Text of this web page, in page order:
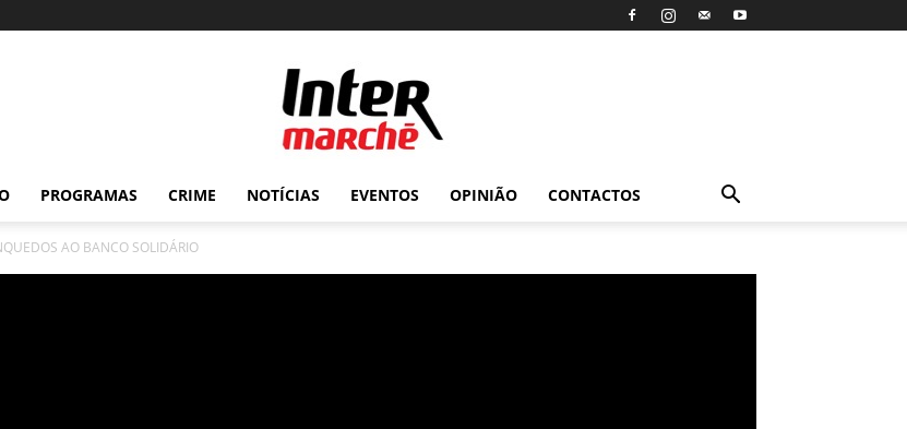
PROGRAMAS CRIME NOTÍCIAS EVENTOS OPINIÃO CONTACTOS
AO BANCO SOLIDÁRIO